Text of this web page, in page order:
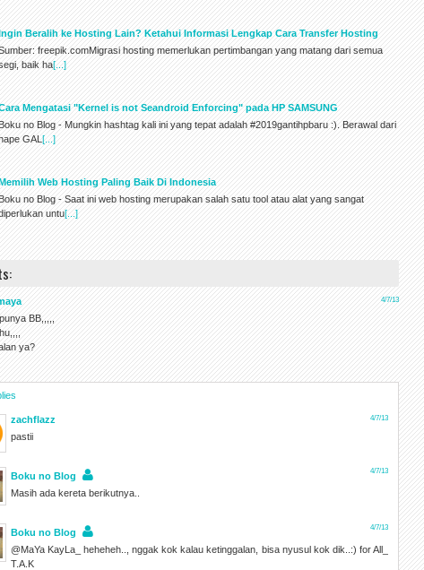
Beralih ke Hosting Lain? Ketahui Informasi Lengkap Cara Transfer Hosting
freepik.comMigrasi hosting memerlukan pertimbangan yang matang dari semua
baik ha[...]
Mengatasi "Kernel is not Seandroid Enforcing" pada HP SAMSUNG
no Blog - Mungkin hashtag kali ini yang tepat adalah #2019gantihpbaru :). Berawal dari
GAL[...]
Web Hosting Paling Baik Di Indonesia
Boku no Blog - Saat ini web hosting merupakan salah satu tool atau alat yang sangat
untu[...]
4/7/13
BB,,,,,
ya?
zachflazz 4/7/13
pastii
Boku no Blog 4/7/13
Masih ada kereta berikutnya..
Boku no Blog 4/7/13
@MaYa KayLa_ heheheh.., nggak kok kalau ketinggalan, bisa nyusul kok dik..:) for All_
T.A.K